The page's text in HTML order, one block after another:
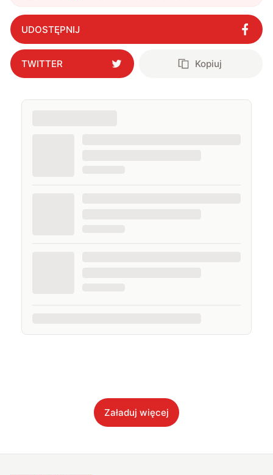
UDOSTĘPNIJ
TWITTER Kopiuj
Załaduj więcej